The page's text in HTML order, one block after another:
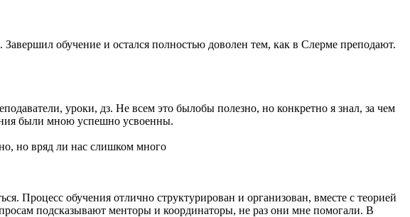
обучение и остался полностью доволен тем, как в Слерме преподают.
уроки, дз. Не всем это былобы полезно, но конкретно я знал, за чем
были мною успешно усвоенны.
но вряд ли нас слишком много
Процесс обучения отлично структурирован и организован, вместе с теорией
подсказывают менторы и координаторы, не раз они мне помогали. В